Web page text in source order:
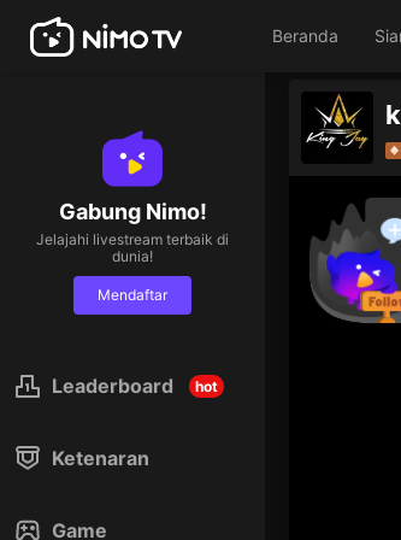
Beranda
Gabung Nimo!
Jelajahi livestream terbaik di
dunia!
Mendaftar
Leaderboard hot
Ketenaran
Game